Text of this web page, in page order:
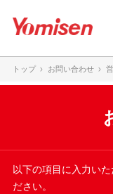
トップ お問い合わせ
以下の項目に入力い
ださい。